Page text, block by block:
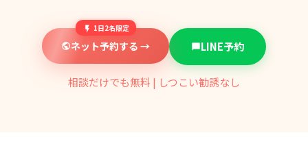
1日2名限定
ネット予約する → LINE予約
相談だけでも無料 | しつこい勧誘なし